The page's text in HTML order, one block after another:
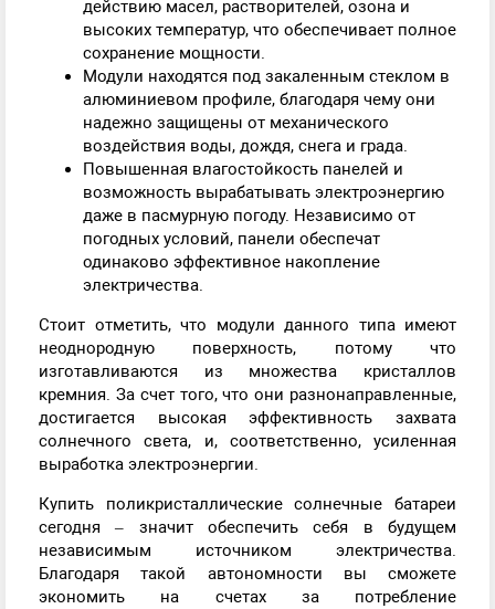
действию масел, растворителей, озона и
высоких температур, что обеспечивает полное
сохранение мощности.
Модули находятся под закаленным стеклом в
алюминиевом профиле, благодаря чему они
надежно защищены от механического
воздействия воды, дождя, снега и града.
Повышенная влагостойкость панелей и
возможность вырабатывать электроэнергию
даже в пасмурную погоду. Независимо от
погодных условий, панели обеспечат
одинаково эффективное накопление
электричества.
Стоит отметить, что модули данного типа имеют
неоднородную поверхность, потому что
изготавливаются из множества кристаллов
кремния. За счет того, что они разнонаправленные,
достигается высокая эффективность захвата
солнечного света, и, соответственно, усиленная
выработка электроэнергии.
Купить поликристаллические солнечные батареи
сегодня – значит обеспечить себя в будущем
независимым источником электричества.
Благодаря такой автономности вы сможете
экономить на счетах за потребление